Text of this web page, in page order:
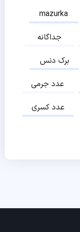
mazurka
جداگانه
برک دنس
عدد جرمی
عدد کسری